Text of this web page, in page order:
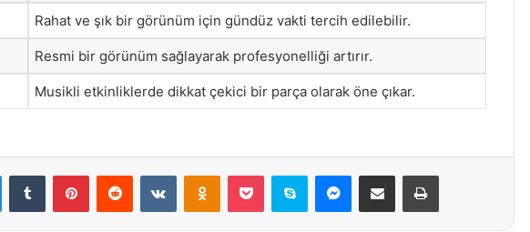
Rahat ve şık bir görünüm için gündüz vakti tercih edilebilir.
Resmi bir görünüm sağlayarak profesyonelliği artırır.
Musikli etkinliklerde dikkat çekici bir parça olarak öne çıkar.
LinkedInTumblr PinterestReddit VKontakteOdnoklassniki
Pocket Skype Messenger
E-Posta ile paylaş Yazdır